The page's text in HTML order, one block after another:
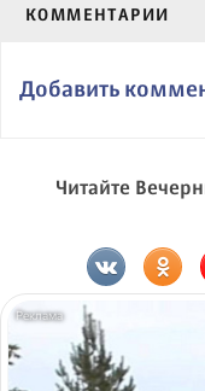
КОММЕНТАРИИ
Добавить
Читайте